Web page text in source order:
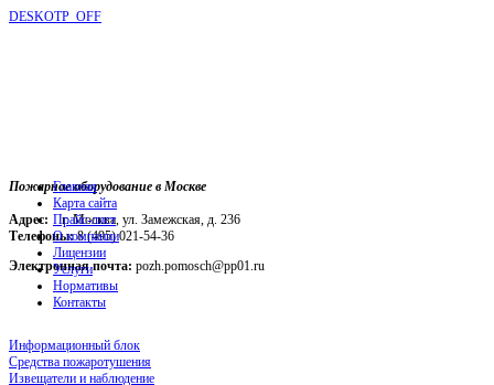
DESKOTP_OFF
Пожарное оборудование в Москве
Адрес: г. Москва, ул. Замежская, д. 236
Телефоны:8 (495) 021-54-36
Электронная почта: pozh.pomosch@pp01.ru
Главная
Карта сайта
Прайс-лист
О компании
Лицензии
Услуги
Нормативы
Контакты
Информационный блок
Средства пожаротушения
Извещатели и наблюдение